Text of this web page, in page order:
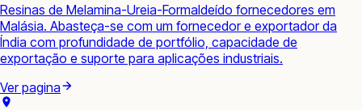
Resinas de Melamina-Ureia-Formaldeído fornecedores em
Malásia. Abasteça-se com um fornecedor e exportador da
Índia com profundidade de portfólio, capacidade de
exportação e suporte para aplicações industriais.
Ver pagina